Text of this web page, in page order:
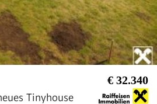
€ 32.340
Tinyhouse